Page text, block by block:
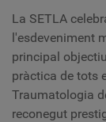
La SETLA
l'esdeveniment
principal
pràctica de tots
Traumatologia
reconegut